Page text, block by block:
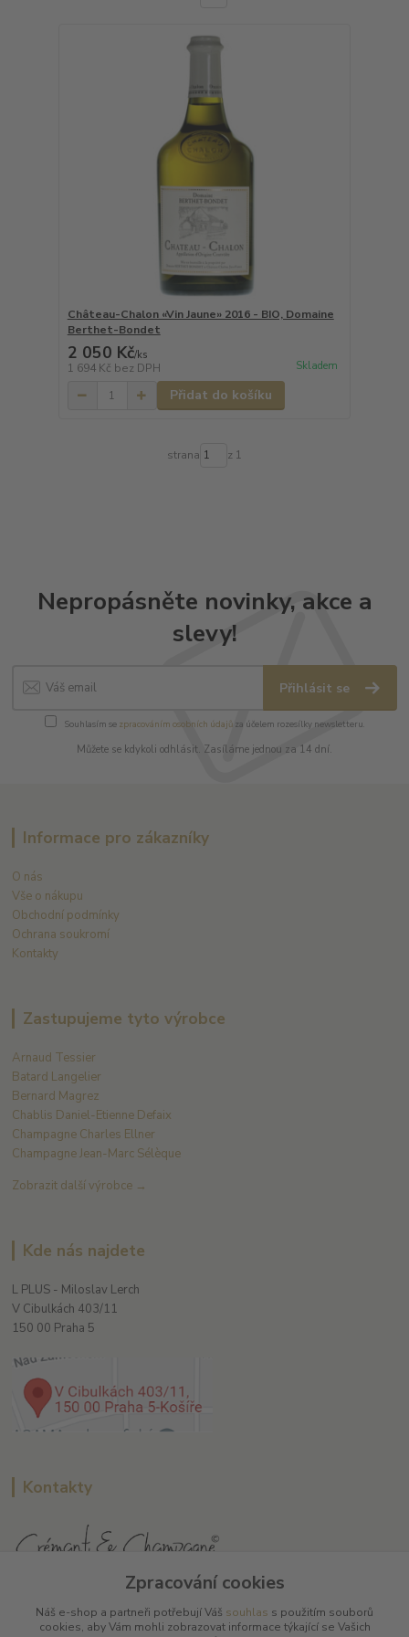
Château-Chalon «Vin Jaune» 2016 - BIO, Domaine
Berthet-Bondet
2 050 Kč/ks
1 694 Kč bez DPH Skladem
Přidat do košíku
strana z 1
Nepropásněte novinky, akce a
slevy!
Přihlásit se
Souhlasím se zpracováním osobních údajůza účelem rozesílky newsletteru.
Můžete se kdykoli odhlásit. Zasíláme jednou za 14 dní.
Informace pro zákazníky
O nás
Vše o nákupu
Obchodní podmínky
Ochrana soukromí
Kontakty
Zastupujeme tyto výrobce
Arnaud Tessier
Batard Langelier
Bernard Magrez
Chablis Daniel-Etienne Defaix
Champagne Charles Ellner
Champagne Jean-Marc Sélèque
Zobrazit další výrobce →
Kde nás najdete
L PLUS - Miloslav Lerch
V Cibulkách 403/11
150 00 Praha 5
Kontakty
+420 608 885 840
Zpracování cookies
Náš e-shop a partneři potřebují Váš souhlas s použitím souborů
cookies, aby Vám mohli zobrazovat informace týkající se Vašich